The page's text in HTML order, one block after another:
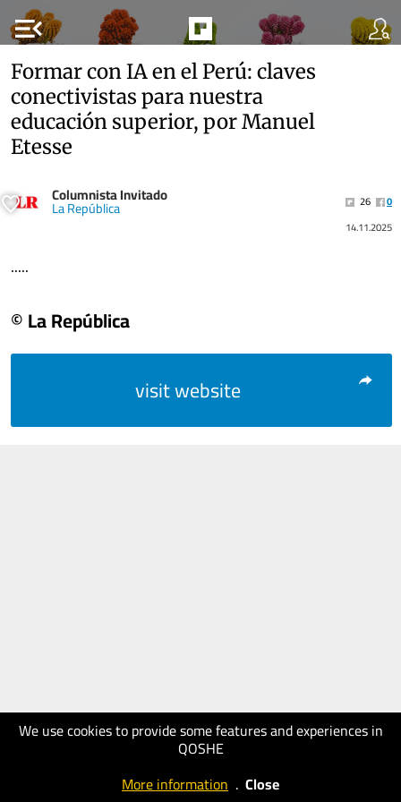
menu_open
We use cookies to provide some features and experiences in
QOSHE
More information . Close
Formar con IA en el Perú: claves
conectivistas para nuestra
educación superior, por Manuel
Etesse
Columnista Invitado
La República 26
0
14.11.2025
.....
© La República
visit website